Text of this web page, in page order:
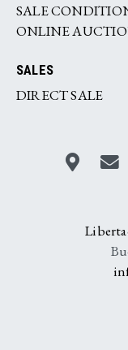
SALE
ONLINE
SALES
DIRECT SALE